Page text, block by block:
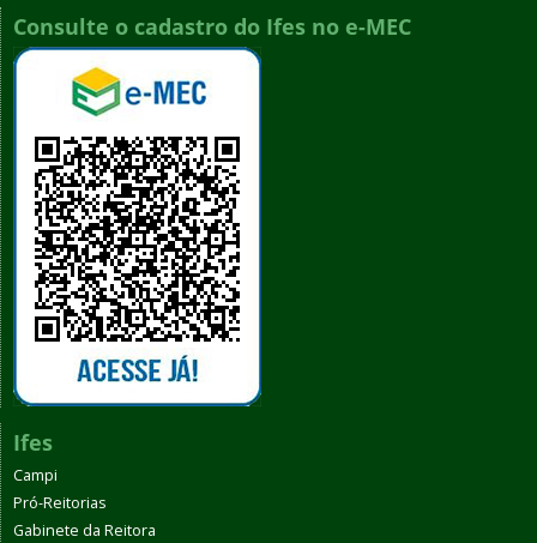
Consulte o cadastro do Ifes no e-MEC
Ifes
Campi
Pró-Reitorias
Gabinete da Reitora